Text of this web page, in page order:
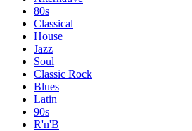
80s
Classical
House
Jazz
Soul
Classic Rock
Blues
Latin
90s
R'n'B